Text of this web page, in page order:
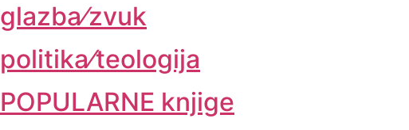
glazba⁄zvuk
politika⁄teologija
POPULARNE knjige